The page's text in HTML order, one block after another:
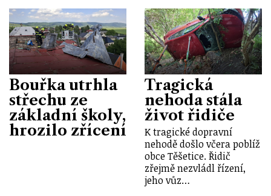
Bouřka utrhla
střechu ze
základní školy,
hrozilo zřícení
Tragická
nehoda stála
život řidiče
K tragické dopravní
nehodě došlo včera poblíž
obce Těšetice. Řidič
zřejmě nezvládl řízení,
jeho vůz…